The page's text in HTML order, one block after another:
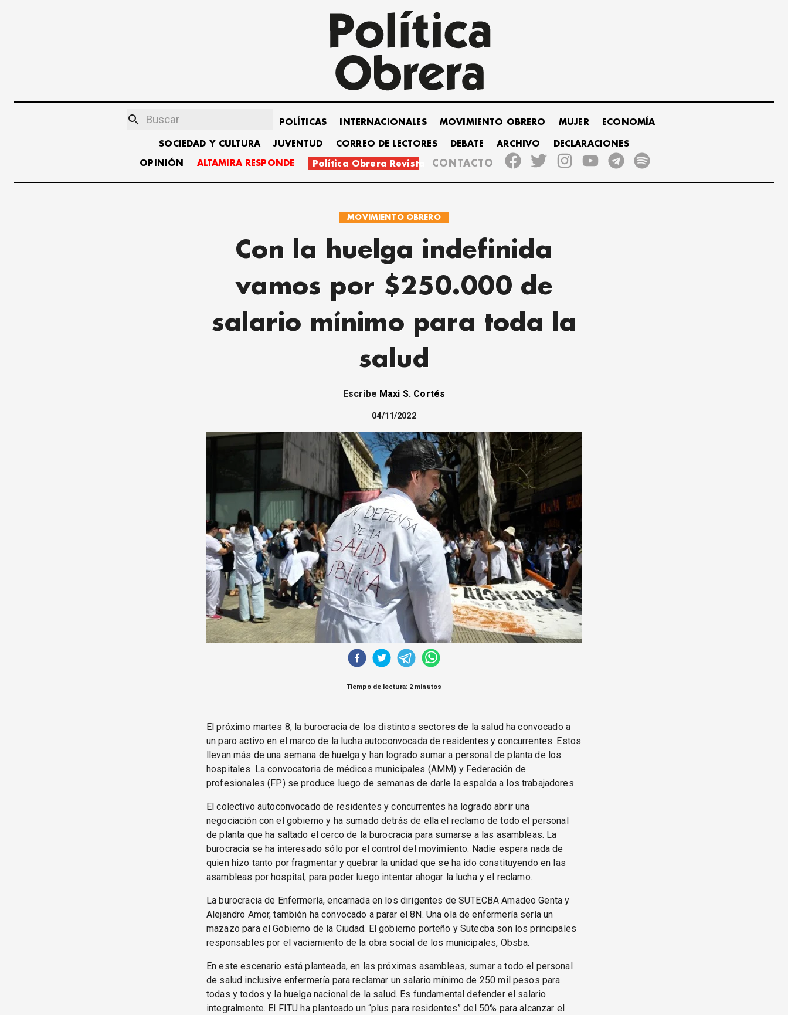
POLÍTICAS INTERNACIONALES MOVIMIENTO OBRERO MUJER ECONOMÍA
SOCIEDAD Y CULTURA JUVENTUD CORREO DE LECTORES DEBATE ARCHIVO DECLARACIONES
OPINIÓN ALTAMIRA RESPONDE Política Obrera Revista CONTACTO
MOVIMIENTO OBRERO
Con la huelga indefinida
vamos por $250.000 de
salario mínimo para toda la
salud
Escribe Maxi S. Cortés
04/11/2022
Tiempo de lectura: 2 minutos
El próximo martes 8, la burocracia de los distintos sectores de la salud ha convocado a
un paro activo en el marco de la lucha autoconvocada de residentes y concurrentes. Estos
llevan más de una semana de huelga y han logrado sumar a personal de planta de los
hospitales. La convocatoria de médicos municipales (AMM) y Federación de
profesionales (FP) se produce luego de semanas de darle la espalda a los trabajadores.
El colectivo autoconvocado de residentes y concurrentes ha logrado abrir una
negociación con el gobierno y ha sumado detrás de ella el reclamo de todo el personal
de planta que ha saltado el cerco de la burocracia para sumarse a las asambleas. La
burocracia se ha interesado sólo por el control del movimiento. Nadie espera nada de
quien hizo tanto por fragmentar y quebrar la unidad que se ha ido constituyendo en las
asambleas por hospital, para poder luego intentar ahogar la lucha y el reclamo.
La burocracia de Enfermería, encarnada en los dirigentes de SUTECBA Amadeo Genta y
Alejandro Amor, también ha convocado a parar el 8N. Una ola de enfermería sería un
mazazo para el Gobierno de la Ciudad. El gobierno porteño y Sutecba son los principales
responsables por el vaciamiento de la obra social de los municipales, Obsba.
En este escenario está planteada, en las próximas asambleas, sumar a todo el personal
de salud inclusive enfermería para reclamar un salario mínimo de 250 mil pesos para
todas y todos y la huelga nacional de la salud. Es fundamental defender el salario
integralmente. El FITU ha planteado un “plus para residentes” del 50% para alcanzar el